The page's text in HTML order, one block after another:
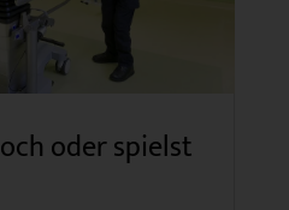
oder spielst